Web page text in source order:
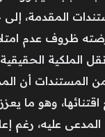
المقدمة،
ظروف عدم
الملكية
المستندات أن
وهو ما
عليه، رغم